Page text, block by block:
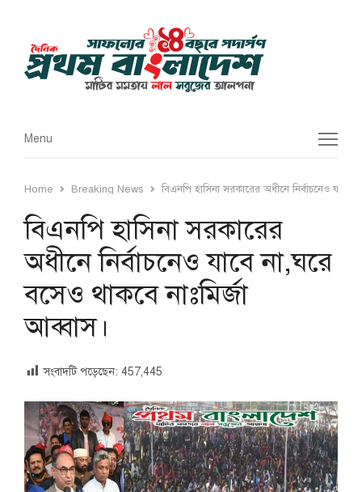
Menu
Menu
Home Breaking News বিএনপি হাসিনা সরকারের অধীনে নির্বাচনেও যাবে
বিএনপি হাসিনা সরকারের
অধীনে নির্বাচনেও যাবে না,ঘরে
বসেও থাকবে নাঃমির্জা
আব্বাস।
সংবাদটি পড়েছেন: 457,445